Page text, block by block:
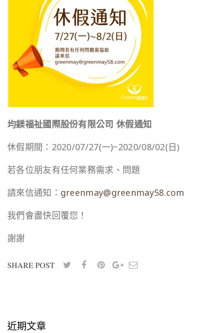
均鎂福祉國際股份有限公司 休假通知
休假期間：2020/07/27(一)~2020/08/02(日)
若各位朋友有任何業務需求、問題
請來信通知： greenmay@greenmay58.com
我們會盡快回覆您！
謝謝
SHARE POST
近期文章